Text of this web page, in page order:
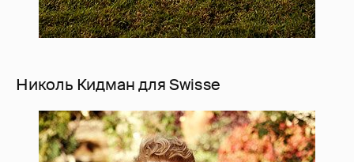
Николь Кидман для Swisse